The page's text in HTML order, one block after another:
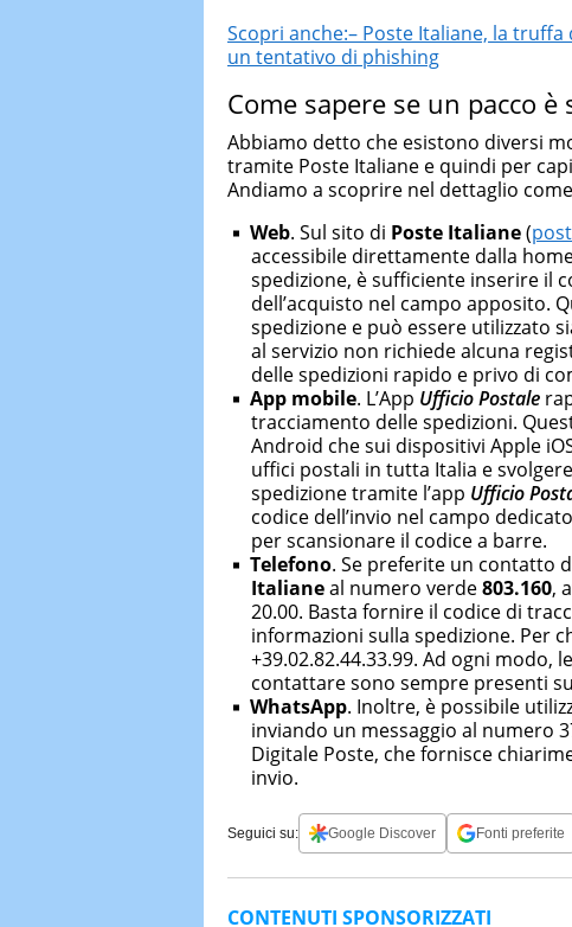
Scopri anche:– Poste Italiane, la
un tentativo di phishing
Come sapere se un pacco
Abbiamo detto che esistono diversi
tramite Poste Italiane e quindi per
Andiamo a scoprire nel dettaglio
Web. Sul sito di Poste Italiane(
accessibile direttamente dalla
spedizione, è sufficiente inserire il
dell’acquisto nel campo apposito.
spedizione e può essere utilizzato
al servizio non richiede alcuna
delle spedizioni rapido e privo di
App mobile. L’App Ufficio Postale
tracciamento delle spedizioni.
Android che sui dispositivi Apple
uffici postali in tutta Italia e
spedizione tramite l’app Ufficio
codice dell’invio nel campo
per scansionare il codice a barre.
Telefono. Se preferite un contatto
Italianeal numero verde803.160,
20.00. Basta fornire il codice di
informazioni sulla spedizione. Per
+39.02.82.44.33.99. Ad ogni
contattare sono sempre presenti
WhatsApp. Inoltre, è possibile
inviando un messaggio al numero
Digitale Poste, che fornisce
invio.
Seguici su: Google Discover Fonti preferite